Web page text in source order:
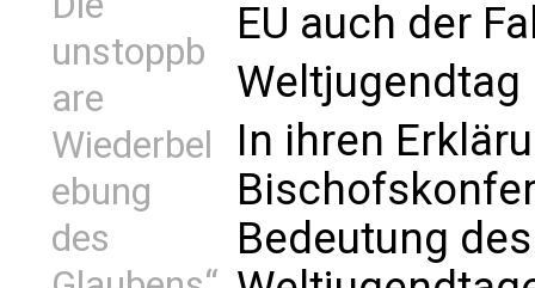
unstoppb
are
Wiederbel
ebung
des
EU auch der
Weltjugendtag
In ihren
Bedeutung